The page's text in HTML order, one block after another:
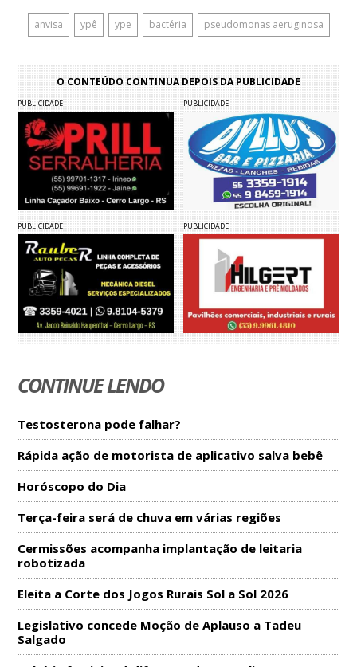
anvisa ypê ype bactéria pseudomonas aeruginosa
O CONTEÚDO CONTINUA DEPOIS DA PUBLICIDADE
PUBLICIDADE PUBLICIDADE
PUBLICIDADE PUBLICIDADE
CONTINUE LENDO
Testosterona pode falhar?
Rápida ação de motorista de aplicativo salva bebê
Horóscopo do Dia
Terça-feira será de chuva em várias regiões
Cermissões acompanha implantação de leitaria
robotizada
Eleita a Corte dos Jogos Rurais Sol a Sol 2026
Legislativo concede Moção de Aplauso a Tadeu
Salgado